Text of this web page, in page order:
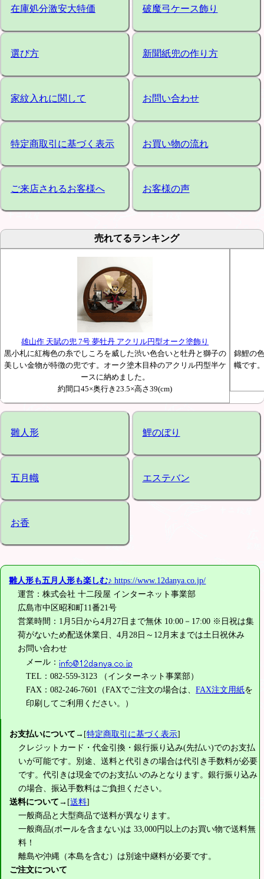
在庫処分激安大特価 破魔弓ケース飾り
選び方 新聞紙兜の作り方
家紋入れに関して お問い合わせ
特定商取引に基づく表示 お買い物の流れ
ご来店されるお客様へ お客様の声
売れてるランキング
雄山作 天賦の兜 7号 夢牡丹 アクリル円型オーク塗飾り
黒小札に紅梅色の糸でしころを威した渋い色合いと牡丹と獅子の
美しい金物が特徴の兜です。オーク塗木目枠のアクリル円型半ケ
ースに納めました。
約間口45×奥行き23.5×高さ39(cm)
錦鯉の
幟です
雛人形 鯉のぼり
五月幟 エステバン
お香
雛人形も五月人形も楽しむ♪ https://www.12danya.co.jp/
運営：株式会社 十二段屋 インターネット事業部
広島市中区昭和町11番21号
営業時間：1月5日から4月27日まで無休 10:00－17:00 ※日祝は集
荷がないため配送休業日、4月28日～12月末までは土日祝休み
お問い合わせ
メール：
TEL：082-559-3123 （インターネット事業部）
FAX：082-246-7601（FAXでご注文の場合は、FAX注文用紙を
印刷してご利用ください。）
お支払いについて→[特定商取引に基づく表示]
クレジットカード・代金引換・銀行振り込み(先払い)でのお支払
いが可能です。別途、送料と代引きの場合は代引き手数料が必要
です。代引きは現金でのお支払いのみとなります。銀行振り込み
の場合、振込手数料はご負担ください。
送料について→[送料]
一般商品と大型商品で送料が異なります。
一般商品(ポールを含まない)は 33,000円 以上のお買い物で送料無
料！
離島や沖縄（本島を含む）は別途中継料が必要です。
ご注文について